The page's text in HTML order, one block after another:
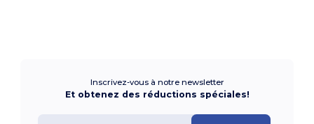
Inscrivez-vous à notre newsletter
Et obtenez des réductions spéciales!